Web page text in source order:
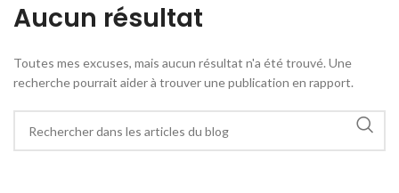
Aucun résultat
Toutes mes excuses, mais aucun résultat n'a été trouvé. Une
recherche pourrait aider à trouver une publication en rapport.